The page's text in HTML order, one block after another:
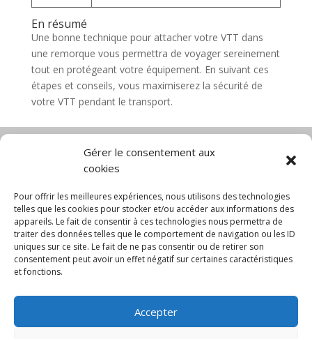
Gérer le consentement aux
cookies
Pour offrir les meilleures expériences, nous utilisons des technologies
telles que les cookies pour stocker et/ou accéder aux informations des
appareils. Le fait de consentir à ces technologies nous permettra de
traiter des données telles que le comportement de navigation ou les ID
uniques sur ce site. Le fait de ne pas consentir ou de retirer son
consentement peut avoir un effet négatif sur certaines caractéristiques
et fonctions.
Accepter
En résumé
Une bonne technique pour attacher votre VTT dans
une remorque vous permettra de voyager sereinement
tout en protégeant votre équipement. En suivant ces
étapes et conseils, vous maximiserez la sécurité de
votre VTT pendant le transport.
Diable électrique
Chariot manutention
CGV
Mentions légales
Politique de confidentialité et protection des
données
Paiement sécurisé
Gérer mes cookies
© 2025 MNG SORARE. Tous droits réservés. Prix
affichés en euros et hors TVA. Site dédié aux